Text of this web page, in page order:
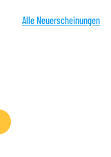
Alle Neuerscheinungen